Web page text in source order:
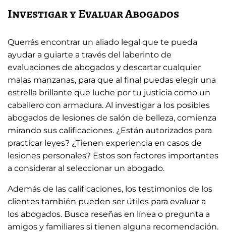
Investigar y Evaluar Abogados
Querrás encontrar un aliado legal que te pueda
ayudar a guiarte a través del laberinto de
evaluaciones de abogados y descartar cualquier
malas manzanas, para que al final puedas elegir una
estrella brillante que luche por tu justicia como un
caballero con armadura. Al investigar a los posibles
abogados de lesiones de salón de belleza, comienza
mirando sus calificaciones. ¿Están autorizados para
practicar leyes? ¿Tienen experiencia en casos de
lesiones personales? Estos son factores importantes
a considerar al seleccionar un abogado.
Además de las calificaciones, los testimonios de los
clientes también pueden ser útiles para evaluar a
los abogados. Busca reseñas en línea o pregunta a
amigos y familiares si tienen alguna recomendación.